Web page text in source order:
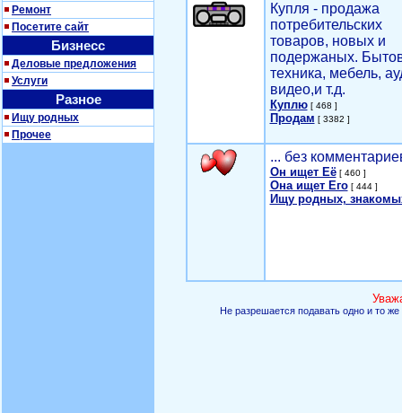
Ремонт
Посетите сайт
Бизнесс
Деловые предложения
Услуги
Разное
Ищу родных
Прочее
Купля - продажа
потребительских
товаров, новых и
подержаных.
техника, мебель,
видео,и т.д.
Куплю[ 468 ]
Продам [ 3382 ]
... без
Он ищет Её[ 460 ]
Она ищет Его[ 444 ]
Ищу родных,
Не разрешается подавать одно и то